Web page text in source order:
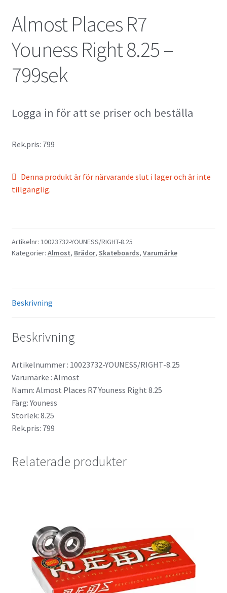
Almost Places R7
Youness Right 8.25 –
799sek
Logga in för att se priser och beställa
Rek.pris: 799
Denna produkt är för närvarande slut i lager och är inte
tillgänglig.
Artikelnr: 10023732-YOUNESS/RIGHT-8.25
Kategorier: Almost, Brädor, Skateboards, Varumärke
Beskrivning
Beskrivning
Artikelnummer : 10023732-YOUNESS/RIGHT-8.25
Varumärke : Almost
Namn: Almost Places R7 Youness Right 8.25
Färg: Youness
Storlek: 8.25
Rek.pris: 799
Relaterade produkter